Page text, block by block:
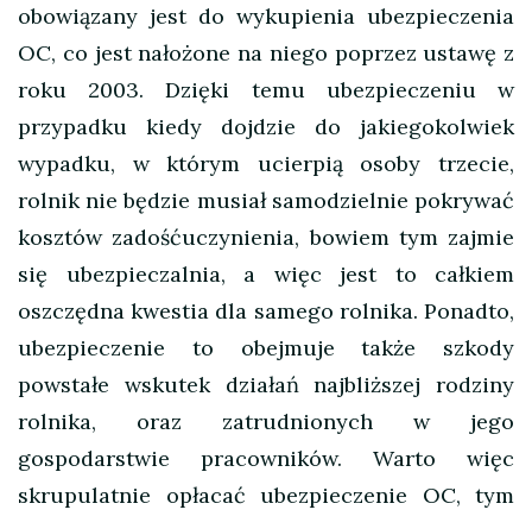
obowiązany jest do wykupienia ubezpieczenia
OC, co jest nałożone na niego poprzez ustawę z
roku 2003.Dzięki temu ubezpieczeniu w
przypadku kiedy dojdzie do jakiegokolwiek
wypadku, w którym ucierpią osoby trzecie,
rolnik nie będzie musiał samodzielnie pokrywać
kosztów zadośćuczynienia, bowiem tym zajmie
się ubezpieczalnia, a więc jest to całkiem
oszczędna kwestia dla samego rolnika. Ponadto,
ubezpieczenie to obejmuje także szkody
powstałe wskutek działań najbliższej rodziny
rolnika, oraz zatrudnionych w jego
gospodarstwie pracowników. Warto więc
skrupulatnie opłacać ubezpieczenie OC, tym